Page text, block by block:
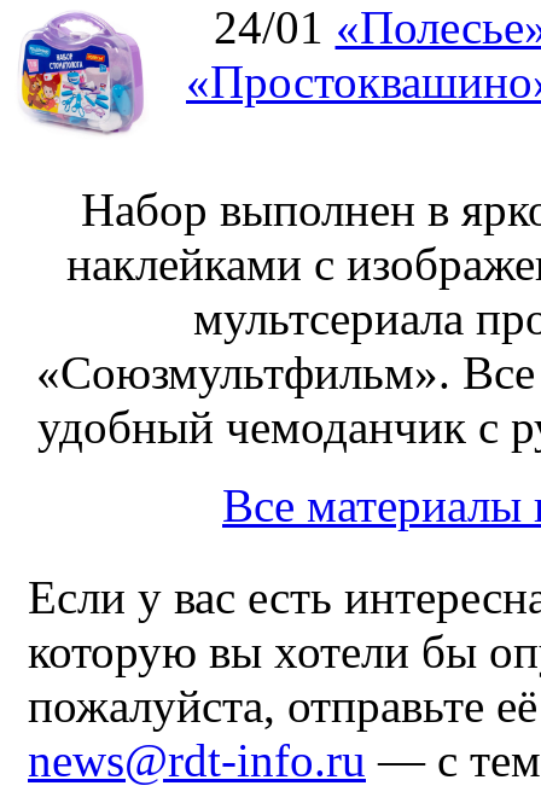
24/01
Набор выполнен в
наклейками с
мультсериала
«Союзмультфильм».
удобный чемоданчик с
Все
Если у вас есть
которую вы хотели бы
пожалуйста, отправьте
news@rdt-info.ru — с